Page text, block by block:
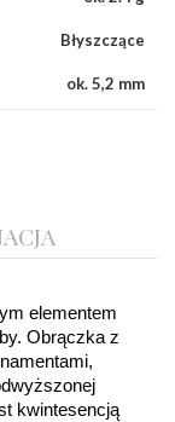
Błyszczące
ok. 5,2 mm
Diament
okrągły
0.004 ct - 42 szt.
42 szt.
elementem
Obrączka z
kwintesencją